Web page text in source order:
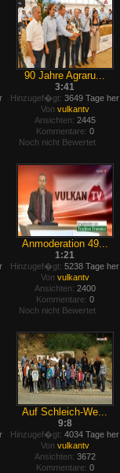
90 Jahre Agraru...
3:41
Hinzugef�gt: 3649 Tage her
Von vulkantv
Ansichten: 2445
Kommentare: 0
Noch nicht Bewertet
Anmoderation 49...
1:21
Hinzugef�gt: 5238 Tage her
Von vulkantv
Ansichten: 2400
Kommentare: 0
Noch nicht Bewertet
Auf Schleich-We...
9:8
Hinzugef�gt: 4034 Tage her
Von vulkantv
Ansichten: 3672
Kommentare: 0